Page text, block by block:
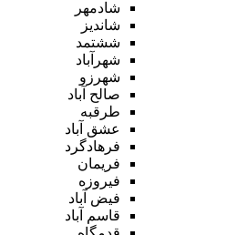
شادمهر
شاندیز
ششتمد
شهرآباد
شهرزو
صالح آباد
طرقبه
عشق آباد
فرهادگرد
فریمان
فیروزه
فیض آباد
قاسم آباد